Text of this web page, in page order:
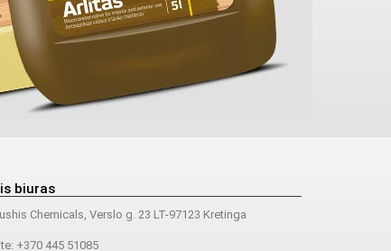
biuras
Chemicals, Verslo g. 23 LT-97123 Kretinga
+370 445 51085